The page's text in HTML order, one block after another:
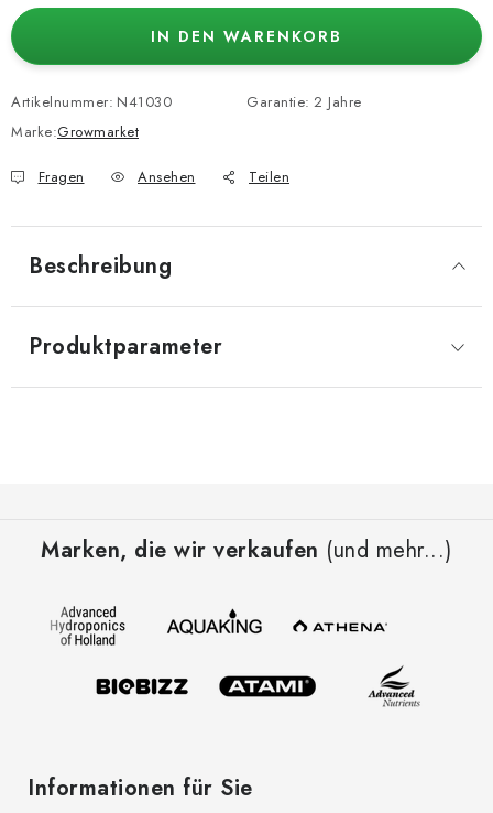
IN DEN WARENKORB
Artikelnummer: N41030
Marke:Growmarket
Garantie: 2 Jahre
Fragen Ansehen Teilen
Beschreibung
Produktparameter
Marken, die wir verkaufen (und mehr...)
Informationen für Sie